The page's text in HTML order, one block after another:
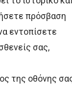
πρόσβαση
εντοπίσετε
σας,
της οθόνης